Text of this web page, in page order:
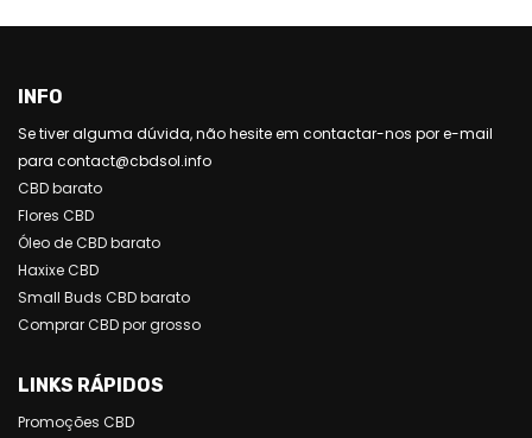
INFO
Se tiver alguma dúvida, não hesite em contactar-nos por e-mail
para contact@cbdsol.info
CBD barato
Flores CBD
Óleo de CBD barato
Haxixe CBD
Small Buds CBD barato
Comprar CBD por grosso
LINKS RÁPIDOS
Promoções CBD